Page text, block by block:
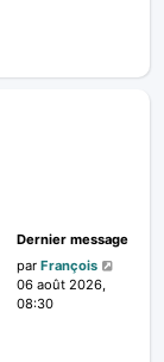
Dernier message
par François
06 août 2026,
08:30